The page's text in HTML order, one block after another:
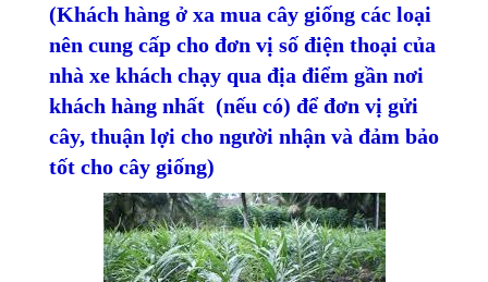
(Khách hàng ở xa mua cây giống các loại
nên cung cấp cho đơn vị số điện thoại của
nhà xe khách chạy qua địa điểm gần nơi
khách hàng nhất (nếu có) để đơn vị gửi
cây, thuận lợi cho người nhận và đảm bảo
tốt cho cây giống)